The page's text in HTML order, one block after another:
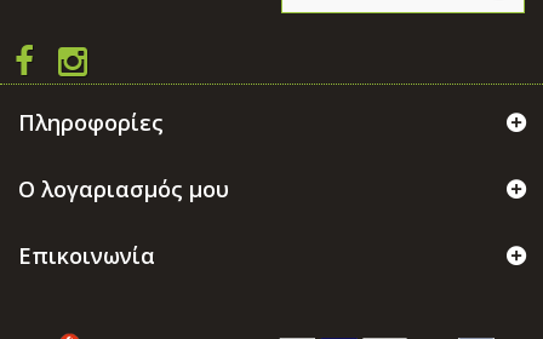
Πληροφορίες
Ο λογαριασμός μου
Επικοινωνία